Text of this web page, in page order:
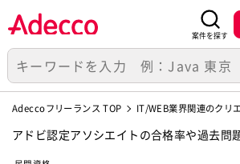
案件を探す
Adeccoフリーランス TOP IT/WEB業界関連のクリ
アドビ認定アソシエイトの合格率や過去問